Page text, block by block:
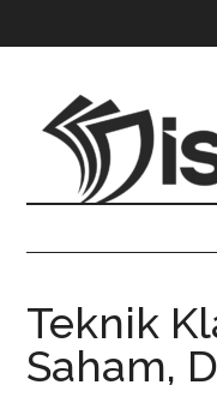
Teknik
Saham,